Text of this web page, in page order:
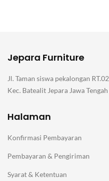
Jepara Furniture
Jl. Taman siswa pekalongan
Kec. Batealit Jepara Jawa
Halaman
Konfirmasi Pembayaran
Pembayaran & Pengiriman
Syarat & Ketentuan